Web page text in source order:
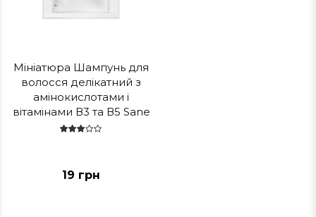
Мініатюра Шампунь для
волосся делікатний з
амінокислотами і
вітамінами В3 та В5 Sane
19 грн